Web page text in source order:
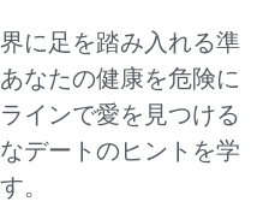
持する
に足を踏み入れる準
なたの健康を危険に
インで愛を見つける
デートのヒントを学
。